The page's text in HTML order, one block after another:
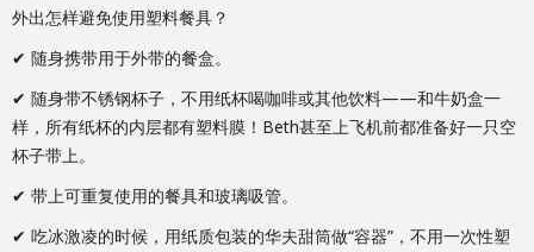
外出怎样避免使用塑料餐具？
✔ 随身携带用于外带的餐盒。
✔ 随身带不锈钢杯子，不用纸杯喝咖啡或其他饮料——和牛奶盒一
样，所有纸杯的内层都有塑料膜！Beth甚至上飞机前都准备好一只空
杯子带上。
✔ 带上可重复使用的餐具和玻璃吸管。
✔ 吃冰激凌的时候，用纸质包装的华夫甜筒做“容器”，不用一次性塑